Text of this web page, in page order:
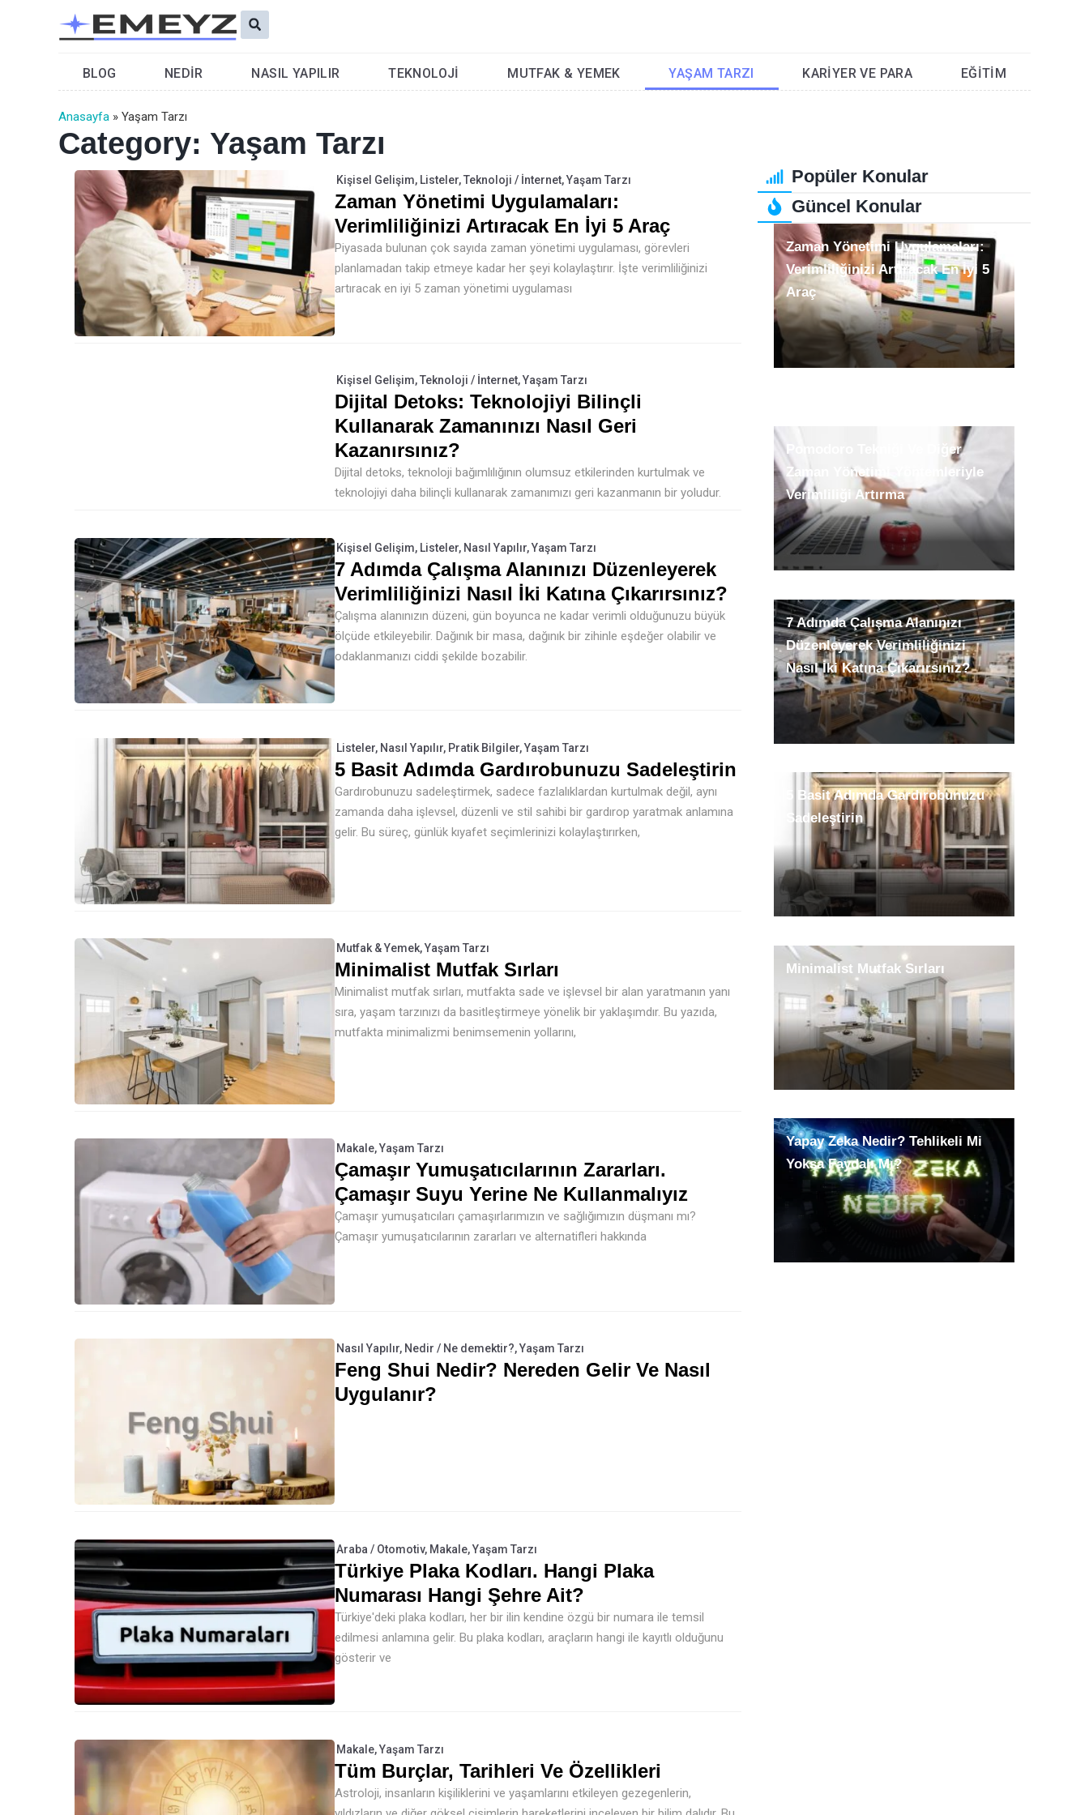
Ara
BLOG NEDIR NASIL YAPILIR TEKNOLOJI MUTFAK & YEMEK YAŞAM TARZI KARIYER VE PARA EĞITIM
Anasayfa » Yaşam Tarzı
Category: Yaşam Tarzı
Kişisel Gelişim, Listeler,Teknoloji / İnternet,Yaşam Tarzı
Zaman Yönetimi Uygulamaları:
Verimliliğinizi Artıracak En İyi 5 Araç
Piyasada bulunan çok sayıda zaman yönetimi uygulaması, görevleri
planlamadan takip etmeye kadar her şeyi kolaylaştırır. İşte verimliliğinizi
artıracak en iyi 5 zaman yönetimi uygulaması
Kişisel Gelişim,Teknoloji / İnternet,Yaşam Tarzı
Dijital Detoks: Teknolojiyi Bilinçli
Kullanarak Zamanınızı Nasıl Geri
Kazanırsınız?
Dijital detoks, teknoloji bağımlılığının olumsuz etkilerinden kurtulmak ve
teknolojiyi daha bilinçli kullanarak zamanımızı geri kazanmanın bir yoludur.
Kişisel Gelişim, Listeler, Nasıl Yapılır,Yaşam Tarzı
7 Adımda Çalışma Alanınızı Düzenleyerek
Verimliliğinizi Nasıl İki Katına Çıkarırsınız?
Çalışma alanınızın düzeni, gün boyunca ne kadar verimli olduğunuzu büyük
ölçüde etkileyebilir. Dağınık bir masa, dağınık bir zihinle eşdeğer olabilir ve
odaklanmanızı ciddi şekilde bozabilir.
Listeler, Nasıl Yapılır, Pratik Bilgiler,Yaşam Tarzı
5 Basit Adımda Gardırobunuzu Sadeleştirin
Gardırobunuzu sadeleştirmek, sadece fazlalıklardan kurtulmak değil, aynı
zamanda daha işlevsel, düzenli ve stil sahibi bir gardırop yaratmak anlamına
gelir. Bu süreç, günlük kıyafet seçimlerinizi kolaylaştırırken,
Mutfak & Yemek,Yaşam Tarzı
Minimalist Mutfak Sırları
Minimalist mutfak sırları, mutfakta sade ve işlevsel bir alan yaratmanın yanı
sıra, yaşam tarzınızı da basitleştirmeye yönelik bir yaklaşımdır. Bu yazıda,
mutfakta minimalizmi benimsemenin yollarını,
Makale,Yaşam Tarzı
Çamaşır Yumuşatıcılarının Zararları.
Çamaşır Suyu Yerine Ne Kullanmalıyız
Çamaşır yumuşatıcıları çamaşırlarımızın ve sağlığımızın düşmanı mı?
Çamaşır yumuşatıcılarının zararları ve alternatifleri hakkında
Nasıl Yapılır, Nedir / Ne demektir?,Yaşam Tarzı
Feng Shui Nedir? Nereden Gelir Ve Nasıl
Uygulanır?
Araba / Otomotiv, Makale,Yaşam Tarzı
Türkiye Plaka Kodları. Hangi Plaka
Numarası Hangi Şehre Ait?
Türkiye'deki plaka kodları, her bir ilin kendine özgü bir numara ile temsil
edilmesi anlamına gelir. Bu plaka kodları, araçların hangi ile kayıtlı olduğunu
gösterir ve
Makale,Yaşam Tarzı
Tüm Burçlar, Tarihleri Ve Özellikleri
Astroloji, insanların kişiliklerini ve yaşamlarını etkileyen gezegenlerin,
SayfaSayfa
Popüler Konular
Güncel Konular
Zaman Yönetimi Uygulamaları:
Verimliliğinizi Artıracak En İyi 5
Araç
Kullanarak Zamanınızı Nasıl Geri
Kazanırsınız?
Pomodoro Tekniği Ve Diğer
Zaman Yönetimi Yöntemleriyle
Verimliliği Artırma
7 Adımda Çalışma Alanınızı
Düzenleyerek Verimliliğinizi
Nasıl İki Katına Çıkarırsınız?
5 Basit Adımda Gardırobunuzu
Sadeleştirin
Minimalist Mutfak Sırları
Yapay Zeka Nedir? Tehlikeli Mi
Yoksa Faydalı Mı?